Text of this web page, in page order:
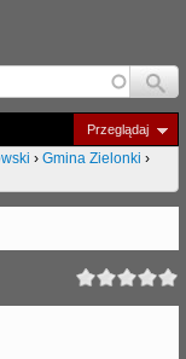
Przeglądaj
› Gmina Zielonki ›